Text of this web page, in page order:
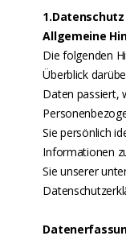
Allgemeine
Die folgenden
Überblick
Daten passiert,
Sie persönlich
Informationen
Sie unserer